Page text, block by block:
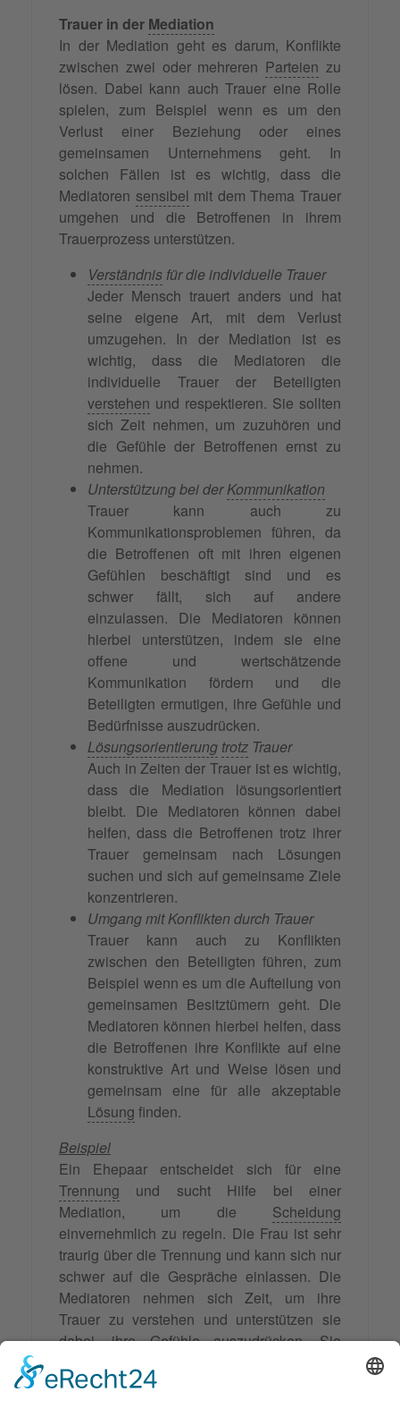
Trauer in der Mediation
In der Mediation geht es darum, Konflikte
zwischen zwei oder mehreren Parteien zu
lösen. Dabei kann auch Trauer eine Rolle
spielen, zum Beispiel wenn es um den
Verlust einer Beziehung oder eines
gemeinsamen Unternehmens geht. In
solchen Fällen ist es wichtig, dass die
Mediatoren sensibel mit dem Thema Trauer
umgehen und die Betroffenen in ihrem
Trauerprozess unterstützen.
Verständnis für die individuelle Trauer
Jeder Mensch trauert anders und hat
seine eigene Art, mit dem Verlust
umzugehen. In der Mediation ist es
wichtig, dass die Mediatoren die
individuelle Trauer der Beteiligten
verstehen und respektieren. Sie sollten
sich Zeit nehmen, um zuzuhören und
die Gefühle der Betroffenen ernst zu
nehmen.
Unterstützung bei derKommunikation
Trauer kann auch zu
Kommunikationsproblemen führen, da
die Betroffenen oft mit ihren eigenen
Gefühlen beschäftigt sind und es
schwer fällt, sich auf andere
einzulassen. Die Mediatoren können
hierbei unterstützen, indem sie eine
offene und wertschätzende
Kommunikation fördern und die
Beteiligten ermutigen, ihre Gefühle und
Bedürfnisse auszudrücken.
Lösungsorientierung trotz Trauer
Auch in Zeiten der Trauer ist es wichtig,
dass die Mediation lösungsorientiert
bleibt. Die Mediatoren können dabei
helfen, dass die Betroffenen trotz ihrer
Trauer gemeinsam nach Lösungen
suchen und sich auf gemeinsame Ziele
konzentrieren.
Umgang mit Konflikten durch Trauer
Trauer kann auch zu Konflikten
zwischen den Beteiligten führen, zum
Beispiel wenn es um die Aufteilung von
gemeinsamen Besitztümern geht. Die
Mediatoren können hierbei helfen, dass
die Betroffenen ihre Konflikte auf eine
konstruktive Art und Weise lösen und
gemeinsam eine für alle akzeptable
Lösung finden.
Beispiel
Ein Ehepaar entscheidet sich für eine
Trennung und sucht Hilfe bei einer
Mediation, um die Scheidung
einvernehmlich zu regeln. Die Frau ist sehr
traurig über die Trennung und kann sich nur
schwer auf die Gespräche einlassen. Die
Mediatoren nehmen sich Zeit, um ihre
Trauer zu verstehen und unterstützen sie
dabei, ihre Gefühle auszudrücken. Sie
gemeinsam nach Lösungen zu suchen und